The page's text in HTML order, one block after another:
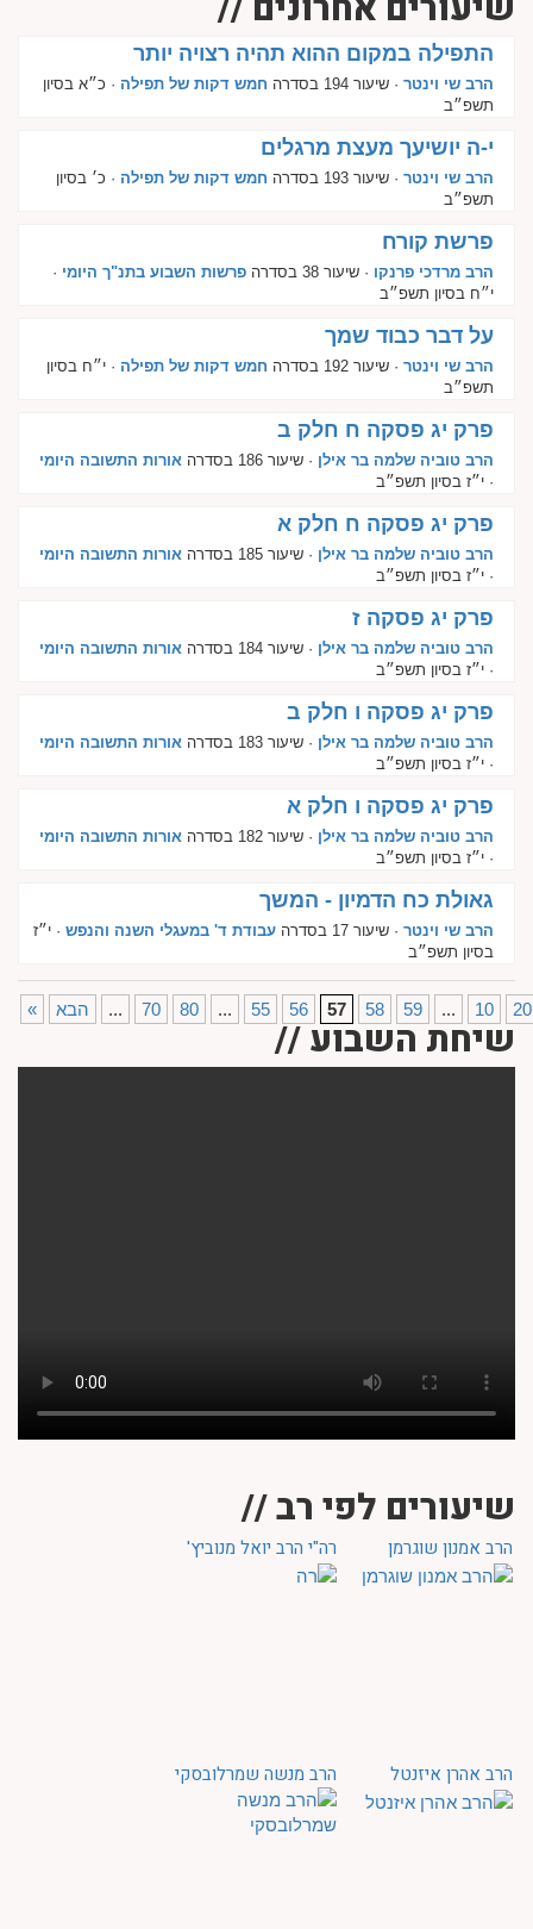
התפילה במקום ההוא תהיה רצויה יותר
הרב שי וינטר · שיעור 194 בסדרה חמש דקות של תפילה · כ״א בסיון
תשפ״ב
י-ה יושיעך מעצת מרגלים
הרב שי וינטר · שיעור 193 בסדרה חמש דקות של תפילה · כ׳ בסיון
תשפ״ב
פרשת קורח
הרב מרדכי פרנקו · שיעור 38 בסדרה פרשות השבוע בתנ"ך היומי ·
י״ח בסיון תשפ״ב
על דבר כבוד שמך
הרב שי וינטר · שיעור 192 בסדרה חמש דקות של תפילה · י״ח בסיון
תשפ״ב
פרק יג פסקה ח חלק ב
הרב טוביה שלמה בר אילן · שיעור 186 בסדרה
אורות התשובה היומי
· י״ז בסיון תשפ״ב
פרק יג פסקה ח חלק א
הרב טוביה שלמה בר אילן · שיעור 185 בסדרה
אורות התשובה היומי
· י״ז בסיון תשפ״ב
פרק יג פסקה ז
הרב טוביה שלמה בר אילן · שיעור 184 בסדרה
אורות התשובה היומי
· י״ז בסיון תשפ״ב
פרק יג פסקה ו חלק ב
הרב טוביה שלמה בר אילן · שיעור 183 בסדרה
אורות התשובה היומי
· י״ז בסיון תשפ״ב
פרק יג פסקה ו חלק א
הרב טוביה שלמה בר אילן · שיעור 182 בסדרה
אורות התשובה היומי
· י״ז בסיון תשפ״ב
גאולת כח הדמיון - המשך
הרב שי וינטר · שיעור 17 בסדרה עבודת ד' במעגלי השנה והנפש · י״ז
בסיון תשפ״ב
« 10 20
...
55 56 57 58 59
...
70 80
... הבא
שיחת השבוע //
שיעורים לפי רב //
הרב אמנון שוגרמן רה"י הרב יואל מנוביץ'
הרב אהרן איזנטל הרב מנשה שמרלובסקי